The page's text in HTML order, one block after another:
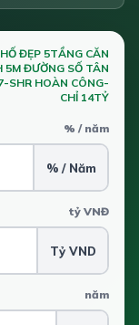
ĐẸP 5TẦNG CĂN
5M ĐƯỜNG SỐ TÂN
SHR HOÀN CÔNG-
CHỈ 14TỶ
% / năm
% / Năm
tỷ VNĐ
Tỷ VND
năm